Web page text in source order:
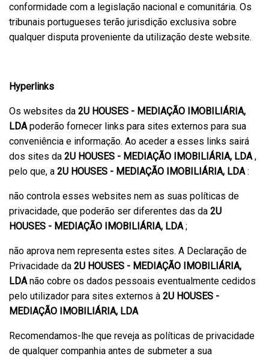
conformidade com a legislação nacional e comunitária. Os
tribunais portugueses terão jurisdição exclusiva sobre
qualquer disputa proveniente da utilização deste website.
Hyperlinks
Os websites da 2U HOUSES - MEDIAÇÃO IMOBILIÁRIA,
LDA poderão fornecer links para sites externos para sua
conveniência e informação. Ao aceder a esses links sairá
dos sites da 2U HOUSES - MEDIAÇÃO IMOBILIÁRIA, LDA ,
pelo que, a 2U HOUSES - MEDIAÇÃO IMOBILIÁRIA, LDA :
não controla esses websites nem as suas políticas de
privacidade, que poderão ser diferentes das da 2U
HOUSES - MEDIAÇÃO IMOBILIÁRIA, LDA ;
não aprova nem representa estes sites. A Declaração de
Privacidade da 2U HOUSES - MEDIAÇÃO IMOBILIÁRIA,
LDA não cobre os dados pessoais eventualmente cedidos
pelo utilizador para sites externos à 2U HOUSES -
MEDIAÇÃO IMOBILIÁRIA, LDA
Recomendamos-lhe que reveja as políticas de privacidade
de qualquer companhia antes de submeter a sua